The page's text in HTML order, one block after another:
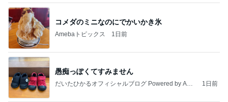
コメダのミニなのにでかいかき氷
Amebaトピックス 1日前
愚痴っぽくてすみません
だいたひかるオフィシャルブログ Powered by Ame
1日前